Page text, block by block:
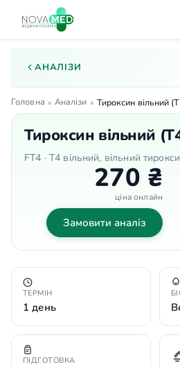
АНАЛІЗИ
Головна » Аналізи » Тироксин вільний
Тироксин вільний
FT4 · Т4 вільний, вільний
270 ₴
ціна онлайн
Замовити аналіз
ТЕРМІН
1 день
ПІДГОТОВКА